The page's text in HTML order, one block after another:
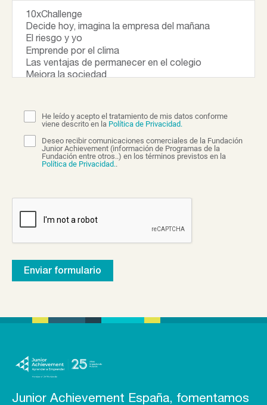
He leído y acepto el tratamiento de mis datos conforme
viene descrito en la Política de Privacidad.
Deseo recibir comunicaciones comerciales de la Fundación
Junior Achievement (información de Programas de la
Fundación entre otros..) en los términos previstos en la
Política de Privacidad..
Junior Achievement España, fomentamos